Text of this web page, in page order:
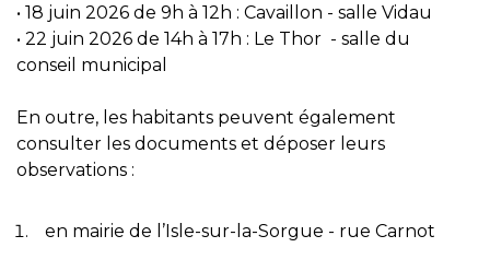
• 18 juin 2026 de 9h à 12h : Cavaillon - salle Vidau
• 22 juin 2026 de 14h à 17h : Le Thor - salle du
conseil municipal
En outre, les habitants peuvent également
consulter les documents et déposer leurs
observations :
en mairie de l’Isle-sur-la-Sorgue - rue Carnot